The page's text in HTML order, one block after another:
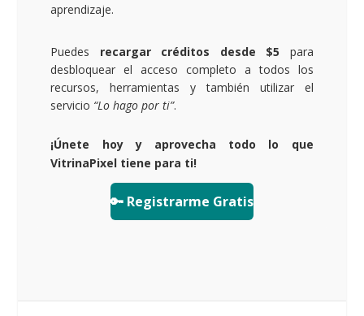
aprendizaje.
Puedes recargar créditos desde $5 para
desbloquear el acceso completo a todos los
recursos, herramientas y también utilizar el
servicio “Lo hago por ti”.
¡Únete hoy y aprovecha todo lo que
VitrinaPixel tiene para ti!
🔑 Registrarme Gratis